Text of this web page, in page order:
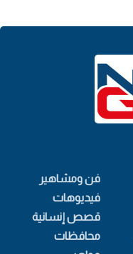
فن ومشاهير
فيديوهات
قصص إنسانية
محافظات